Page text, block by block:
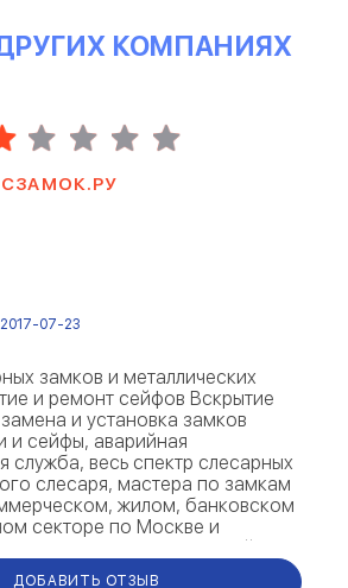
КОМПАНИЯХ
2017-07-23
замков и металлических
и ремонт сейфов Вскрытие
и установка замков
и сейфы, аварийная
служба, весь спектр слесарных
слесаря, мастера по замкам
жилом, банковском
секторе по Москве и
дверных замков и дверей ...
ДОБАВИТЬ ОТЗЫВ